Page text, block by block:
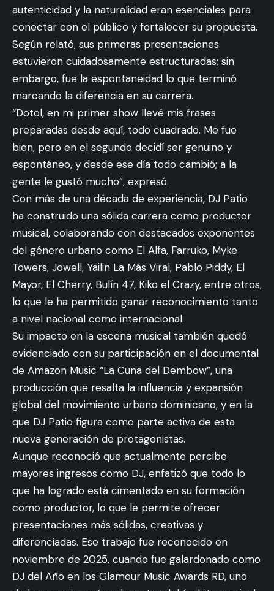
autenticidad y la naturalidad eran esenciales para
conectar con el público y fortalecer su propuesta.
Según relató, sus primeras presentaciones
estuvieron cuidadosamente estructuradas; sin
embargo, fue la espontaneidad lo que terminó
marcando la diferencia en su carrera.
“Dotol, en mi primer show llevé mis frases
preparadas desde aquí, todo cuadrado. Me fue
bien, pero en el segundo decidí ser genuino y
espontáneo, y desde ese día todo cambió; a la
gente le gustó mucho”, expresó.
Con más de una década de experiencia, DJ Patio
ha construido una sólida carrera como productor
musical, colaborando con destacados exponentes
del género urbano como El Alfa, Farruko, Myke
Towers, Jowell, Yailin La Más Viral, Pablo Piddy, El
Mayor, El Cherry, Bulín 47, Kiko el Crazy, entre otros,
lo que le ha permitido ganar reconocimiento tanto
a nivel nacional como internacional.
Su impacto en la escena musical también quedó
evidenciado con su participación en el documental
de Amazon Music “La Cuna del Dembow”, una
producción que resalta la influencia y expansión
global del movimiento urbano dominicano, y en la
que DJ Patio figura como parte activa de esta
nueva generación de protagonistas.
Aunque reconoció que actualmente percibe
mayores ingresos como DJ, enfatizó que todo lo
que ha logrado está cimentado en su formación
como productor, lo que le permite ofrecer
presentaciones más sólidas, creativas y
diferenciadas. Ese trabajo fue reconocido en
noviembre de 2025, cuando fue galardonado como
DJ del Año en los Glamour Music Awards RD, uno